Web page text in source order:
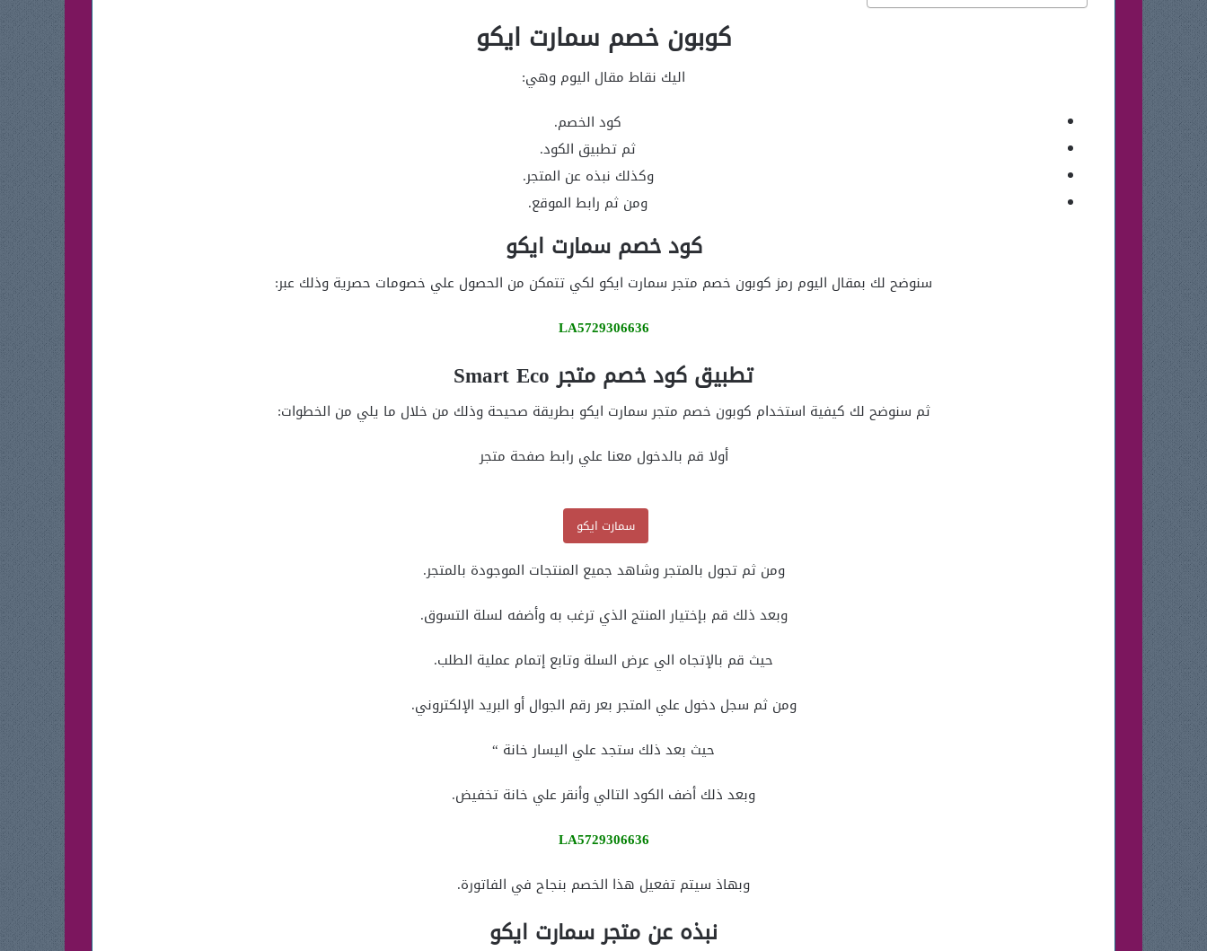
كوبون خصم سمارت ايكو
اليك نقاط مقال اليوم وهي:
كود الخصم.
ثم تطبيق الكود.
وكذلك نبذه عن المتجر.
ومن ثم رابط الموقع.
كود خصم سمارت ايكو
سنوضح لك بمقال اليوم رمز كوبون خصم متجر سمارت ايكو لكي تتمكن من الحصول علي خصومات حصرية وذلك عبر:
LA5729306636
تطبيق كود خصم متجر Smart Eco
ثم سنوضح لك كيفية استخدام كوبون خصم متجر سمارت ايكو بطريقة صحيحة وذلك من خلال ما يلي من الخطوات:
أولا قم بالدخول معنا علي رابط صفحة متجر
سمارت ايكو
ومن ثم تجول بالمتجر وشاهد جميع المنتجات الموجودة بالمتجر.
وبعد ذلك قم بإختيار المنتج الذي ترغب به وأضفه لسلة التسوق.
حيث قم بالإتجاه الي عرض السلة وتابع إتمام عملية الطلب.
ومن ثم سجل دخول علي المتجر بعر رقم الجوال أو البريد الإلكتروني.
حيث بعد ذلك ستجد علي اليسار خانة “
وبعد ذلك أضف الكود التالي وأنقر علي خانة تخفيض.
LA5729306636
وبهاذ سيتم تفعيل هذا الخصم بنجاح في الفاتورة.
نبذه عن متجر سمارت ايكو